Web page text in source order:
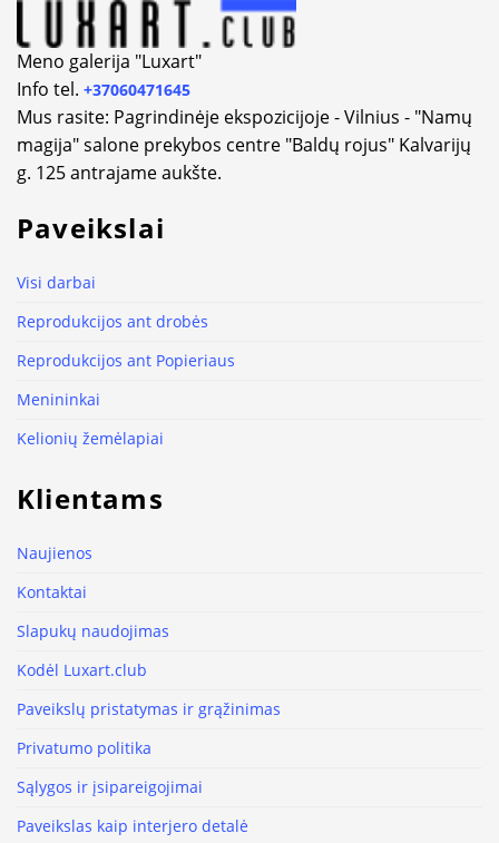
Meno galerija "Luxart"
Info tel. +37060471645
Mus rasite: Pagrindinėje ekspozicijoje - Vilnius - "Namų
magija" salone prekybos centre "Baldų rojus" Kalvarijų
g. 125 antrajame aukšte.
Paveikslai
Visi darbai
Reprodukcijos ant drobės
Reprodukcijos ant Popieriaus
Menininkai
Kelionių žemėlapiai
Klientams
Naujienos
Kontaktai
Slapukų naudojimas
Kodėl Luxart.club
Paveikslų pristatymas ir grąžinimas
Privatumo politika
Sąlygos ir įsipareigojimai
Paveikslas kaip interjero detalė